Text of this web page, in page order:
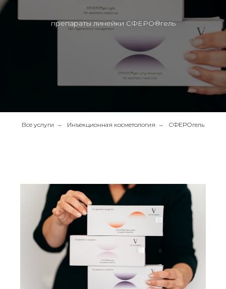
препараты линейки СФЕРО®гель
Все услуги → Инъекционная косметология → СФЕРОгель